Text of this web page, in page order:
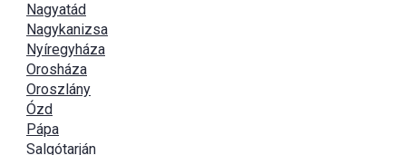
Nagyatád
Nagykanizsa
Nyíregyháza
Orosháza
Oroszlány
Ózd
Pápa
Salgótarján